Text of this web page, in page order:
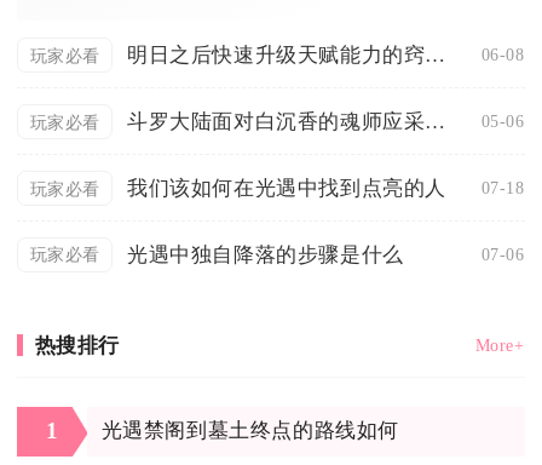
玩家必看 明日之后快速升级天赋能力的窍门有哪些 06-08
玩家必看 斗罗大陆面对白沉香的魂师应采取何种策略 05-06
玩家必看 我们该如何在光遇中找到点亮的人 07-18
玩家必看 光遇中独自降落的步骤是什么 07-06
热搜排行 More+
1 光遇禁阁到墓土终点的路线如何